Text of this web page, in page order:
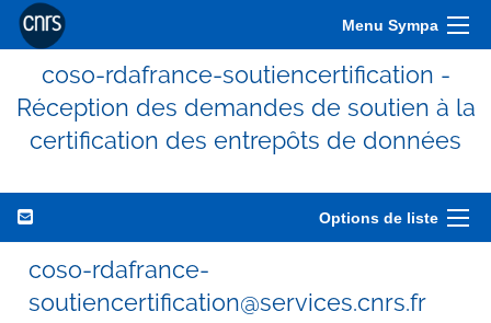
Menu Sympa
coso-rdafrance-soutiencertification -
Réception des demandes de soutien à la
certification des entrepôts de données
Options de liste
coso-rdafrance-
soutiencertification@services.cnrs.fr